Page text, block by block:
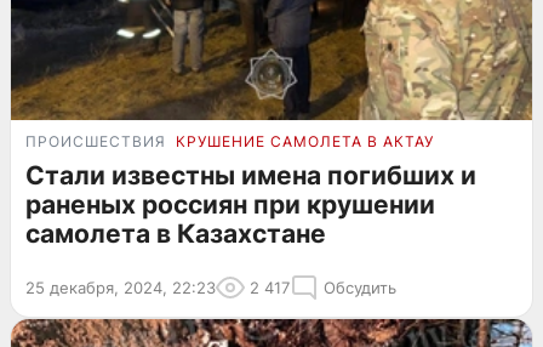
ПРОИСШЕСТВИЯ КРУШЕНИЕ САМОЛЕТА В АКТАУ
Стали известны имена погибших и
раненых россиян при крушении
самолета в Казахстане
25 декабря, 2024, 22:23 2 417 Обсудить